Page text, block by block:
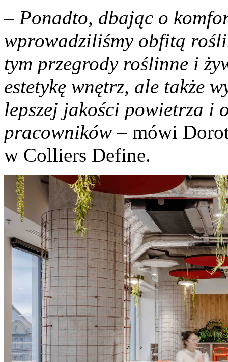
– Ponadto, dbając o
wprowadziliśmy obfitą
tym przegrody roślinne i
estetykę wnętrz, ale także
lepszej jakości powietrza i
pracowników – mówi
w Colliers Define.